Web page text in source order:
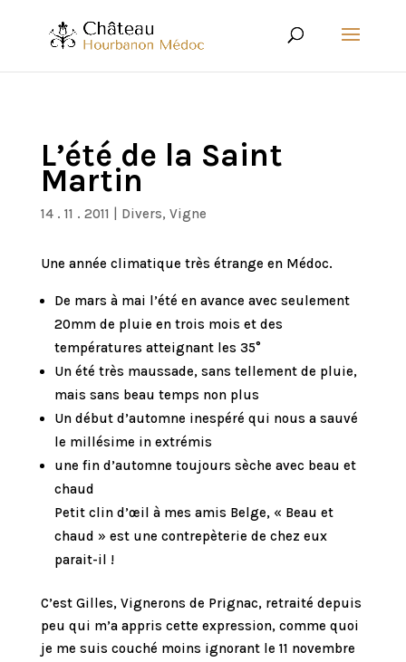
L’été de la Saint
Martin
14 . 11 . 2011 Divers, Vigne
Une année climatique très étrange en Médoc.
De mars à mai l’été en avance avec seulement
20mm de pluie en trois mois et des
températures atteignant les 35°
Un été très maussade, sans tellement de pluie,
mais sans beau temps non plus
Un début d’automne inespéré qui nous a sauvé
le millésime in extrémis
une fin d’automne toujours sèche avec beau et
chaud
Petit clin d’œil à mes amis Belge, « Beau et
chaud » est une contrepèterie de chez eux
parait-il !
C’est Gilles, Vignerons de Prignac, retraité depuis
peu qui m’a appris cette expression, comme quoi
je me suis couché moins ignorant le 11 novembre